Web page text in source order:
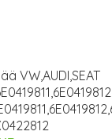
VW,AUDI,SEAT